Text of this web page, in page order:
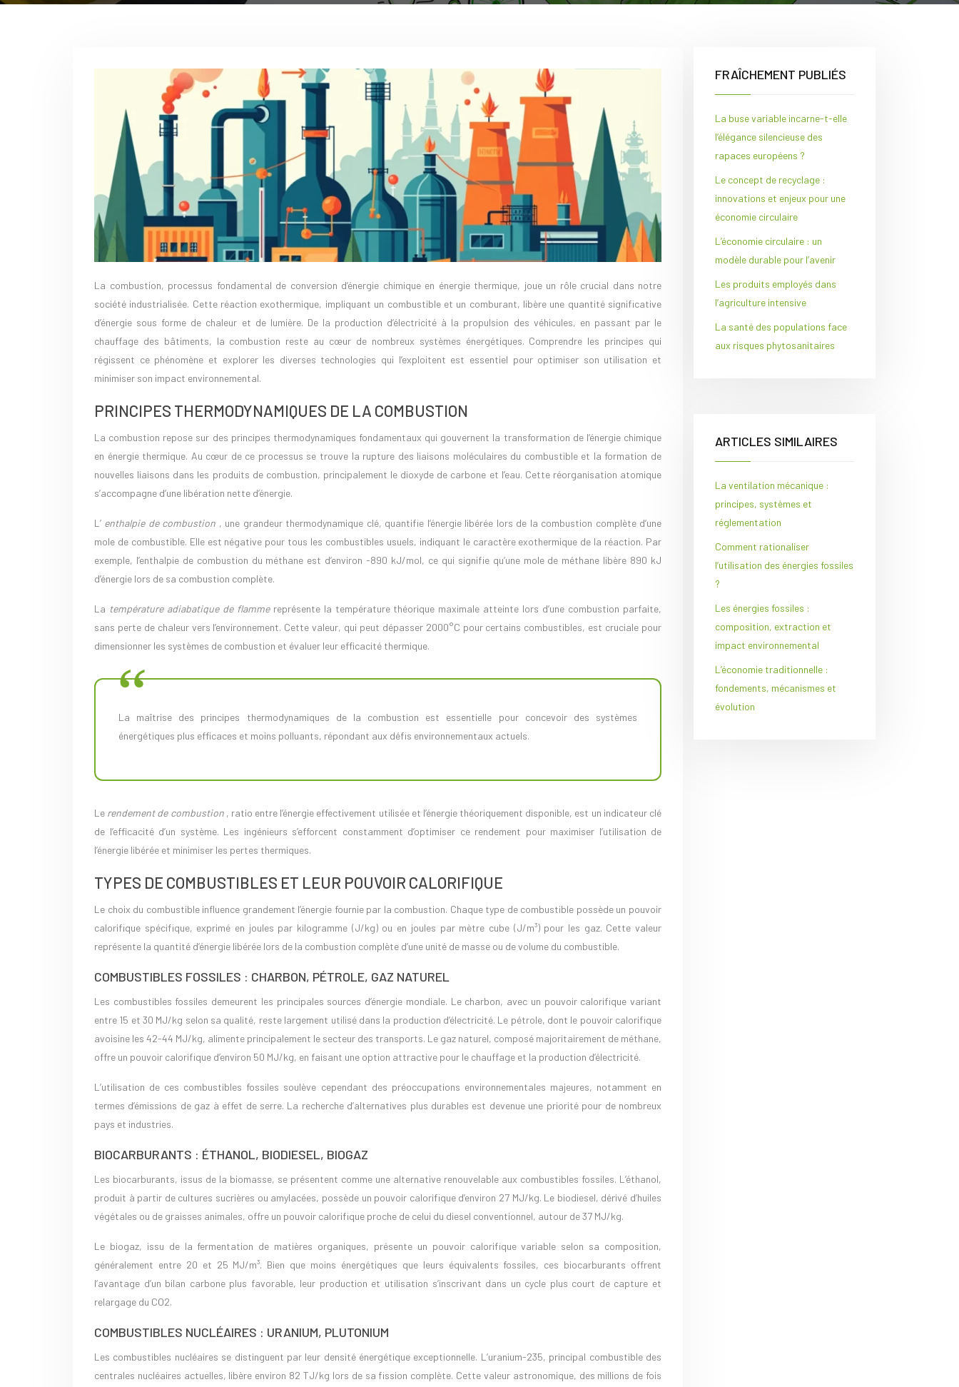
La combustion, processus fondamental de conversion d’énergie chimique en énergie thermique, joue un rôle crucial dans notre
société industrialisée. Cette réaction exothermique, impliquant un combustible et un comburant, libère une quantité significative
d’énergie sous forme de chaleur et de lumière. De la production d’électricité à la propulsion des véhicules, en passant par le
chauffage des bâtiments, la combustion reste au cœur de nombreux systèmes énergétiques. Comprendre les principes qui
régissent ce phénomène et explorer les diverses technologies qui l’exploitent est essentiel pour optimiser son utilisation et
minimiser son impact environnemental.
PRINCIPES THERMODYNAMIQUES DE LA COMBUSTION
La combustion repose sur des principes thermodynamiques fondamentaux qui gouvernent la transformation de l’énergie chimique
en énergie thermique. Au cœur de ce processus se trouve la rupture des liaisons moléculaires du combustible et la formation de
nouvelles liaisons dans les produits de combustion, principalement le dioxyde de carbone et l’eau. Cette réorganisation atomique
s’accompagne d’une libération nette d’énergie.
L’ enthalpie de combustion , une grandeur thermodynamique clé, quantifie l’énergie libérée lors de la combustion complète d’une
mole de combustible. Elle est négative pour tous les combustibles usuels, indiquant le caractère exothermique de la réaction. Par
exemple, l’enthalpie de combustion du méthane est d’environ -890 kJ/mol, ce qui signifie qu’une mole de méthane libère 890 kJ
d’énergie lors de sa combustion complète.
La température adiabatique de flamme représente la température théorique maximale atteinte lors d’une combustion parfaite,
sans perte de chaleur vers l’environnement. Cette valeur, qui peut dépasser 2000°C pour certains combustibles, est cruciale pour
dimensionner les systèmes de combustion et évaluer leur efficacité thermique.
La maîtrise des principes thermodynamiques de la combustion est essentielle pour concevoir des systèmes
énergétiques plus efficaces et moins polluants, répondant aux défis environnementaux actuels.
Le rendement de combustion , ratio entre l’énergie effectivement utilisée et l’énergie théoriquement disponible, est un indicateur clé
de l’efficacité d’un système. Les ingénieurs s’efforcent constamment d’optimiser ce rendement pour maximiser l’utilisation de
l’énergie libérée et minimiser les pertes thermiques.
TYPES DE COMBUSTIBLES ET LEUR POUVOIR CALORIFIQUE
Le choix du combustible influence grandement l’énergie fournie par la combustion. Chaque type de combustible possède un pouvoir
calorifique spécifique, exprimé en joules par kilogramme (J/kg) ou en joules par mètre cube (J/m³) pour les gaz. Cette valeur
représente la quantité d’énergie libérée lors de la combustion complète d’une unité de masse ou de volume du combustible.
COMBUSTIBLES FOSSILES : CHARBON, PÉTROLE, GAZ NATUREL
Les combustibles fossiles demeurent les principales sources d’énergie mondiale. Le charbon, avec un pouvoir calorifique variant
entre 15 et 30 MJ/kg selon sa qualité, reste largement utilisé dans la production d’électricité. Le pétrole, dont le pouvoir calorifique
avoisine les 42-44 MJ/kg, alimente principalement le secteur des transports. Le gaz naturel, composé majoritairement de méthane,
offre un pouvoir calorifique d’environ 50 MJ/kg, en faisant une option attractive pour le chauffage et la production d’électricité.
L’utilisation de ces combustibles fossiles soulève cependant des préoccupations environnementales majeures, notamment en
termes d’émissions de gaz à effet de serre. La recherche d’alternatives plus durables est devenue une priorité pour de nombreux
pays et industries.
BIOCARBURANTS : ÉTHANOL, BIODIESEL, BIOGAZ
Les biocarburants, issus de la biomasse, se présentent comme une alternative renouvelable aux combustibles fossiles. L’éthanol,
produit à partir de cultures sucrières ou amylacées, possède un pouvoir calorifique d’environ 27 MJ/kg. Le biodiesel, dérivé d’huiles
végétales ou de graisses animales, offre un pouvoir calorifique proche de celui du diesel conventionnel, autour de 37 MJ/kg.
Le biogaz, issu de la fermentation de matières organiques, présente un pouvoir calorifique variable selon sa composition,
généralement entre 20 et 25 MJ/m³. Bien que moins énergétiques que leurs équivalents fossiles, ces biocarburants offrent
l’avantage d’un bilan carbone plus favorable, leur production et utilisation s’inscrivant dans un cycle plus court de capture et
relargage du CO2.
COMBUSTIBLES NUCLÉAIRES : URANIUM, PLUTONIUM
Les combustibles nucléaires se distinguent par leur densité énergétique exceptionnelle. L’uranium-235, principal combustible des
centrales nucléaires actuelles, libère environ 82 TJ/kg lors de sa fission complète. Cette valeur astronomique, des millions de fois
FRAÎCHEMENT PUBLIÉS
La buse variable incarne-t-elle
l’élégance silencieuse des
rapaces européens ?
Le concept de recyclage :
innovations et enjeux pour une
économie circulaire
L’économie circulaire : un
modèle durable pour l’avenir
Les produits employés dans
l’agriculture intensive
La santé des populations face
aux risques phytosanitaires
ARTICLES SIMILAIRES
La ventilation mécanique :
principes, systèmes et
réglementation
Comment rationaliser
l’utilisation des énergies fossiles
?
Les énergies fossiles :
composition, extraction et
impact environnemental
L’économie traditionnelle :
fondements, mécanismes et
évolution